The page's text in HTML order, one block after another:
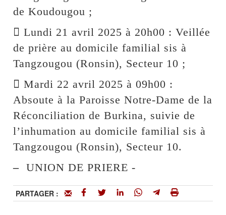
de Koudougou ;
 Lundi 21 avril 2025 à 20h00 : Veillée
de prière au domicile familial sis à
Tangzougou (Ronsin), Secteur 10 ;
 Mardi 22 avril 2025 à 09h00 :
Absoute à la Paroisse Notre-Dame de la
Réconciliation de Burkina, suivie de
l’inhumation au domicile familial sis à
Tangzougou (Ronsin), Secteur 10.
– UNION DE PRIERE -
PARTAGER :